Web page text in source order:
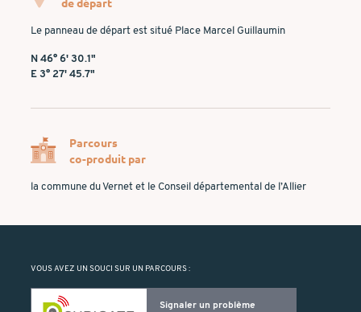
Le panneau de départ est situé Place Marcel Guillaumin
N 46° 6' 30.1"
E 3° 27' 45.7"
Parcours
co-produit par
la commune du Vernet et le Conseil départemental de l’Allier
VOUS AVEZ UN SOUCI SUR UN PARCOURS :
Signaler un problème